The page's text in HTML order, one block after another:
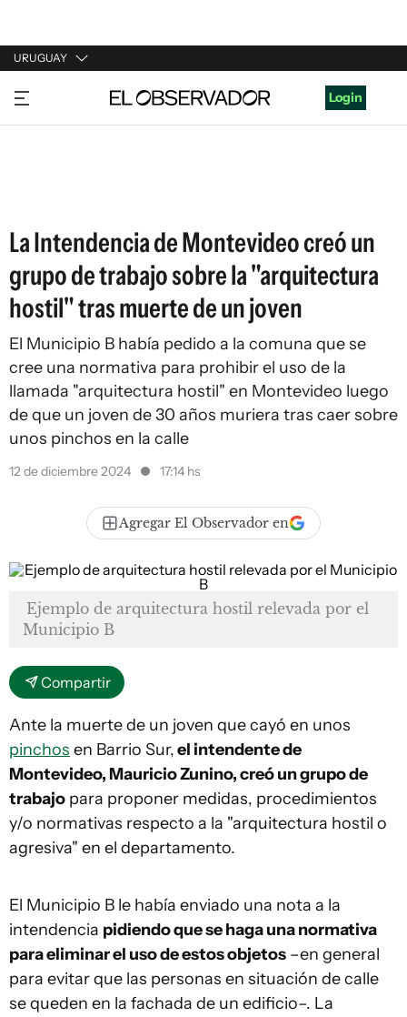
URUGUAY
URUGUAY
ARGENTINA
Login
La Intendencia de Montevideo creó un
grupo de trabajo sobre la "arquitectura
hostil" tras muerte de un joven
El Municipio B había pedido a la comuna que se
cree una normativa para prohibir el uso de la
llamada "arquitectura hostil" en Montevideo luego
de que un joven de 30 años muriera tras caer sobre
unos pinchos en la calle
12 de diciembre 2024 17:14 hs
Agregar El Observador en
Ejemplo de arquitectura hostil relevada por el
Municipio B
Compartir
Ante la muerte de un joven que cayó en unos
pinchos en Barrio Sur,el intendente de
Montevideo, Mauricio Zunino, creó un grupo de
trabajo para proponer medidas, procedimientos
y/o normativas respecto a la "arquitectura hostil o
agresiva" en el departamento.
El Municipio B le había enviado una nota a la
intendencia pidiendo que se haga una normativa
para eliminar el uso de estos objetos –en general
para evitar que las personas en situación de calle
se queden en la fachada de un edificio–. La